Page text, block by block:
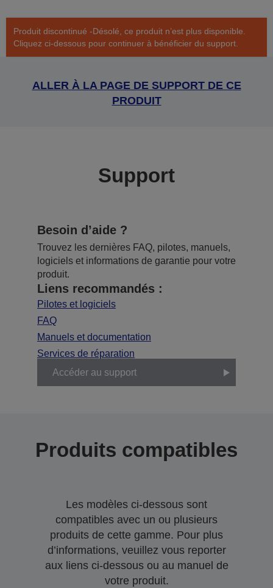
Produit discontinué -Désolé, ce produit n’est plus disponible.
Cliquez ci-dessous pour continuer à bénéficier du support.
ALLER À LA PAGE DE SUPPORT DE CE
PRODUIT
Support
Besoin d’aide ?
Trouvez les dernières FAQ, pilotes, manuels,
logiciels et informations de garantie pour votre
produit.
Liens recommandés :
Pilotes et logiciels
FAQ
Manuels et documentation
Services de réparation
Accéder au support
Produits compatibles
Les modèles ci-dessous sont
compatibles avec un ou plusieurs
produits de cette gamme. Pour plus
d’informations, veuillez vous reporter
aux liens ci-dessous ou au manuel de
votre produit.